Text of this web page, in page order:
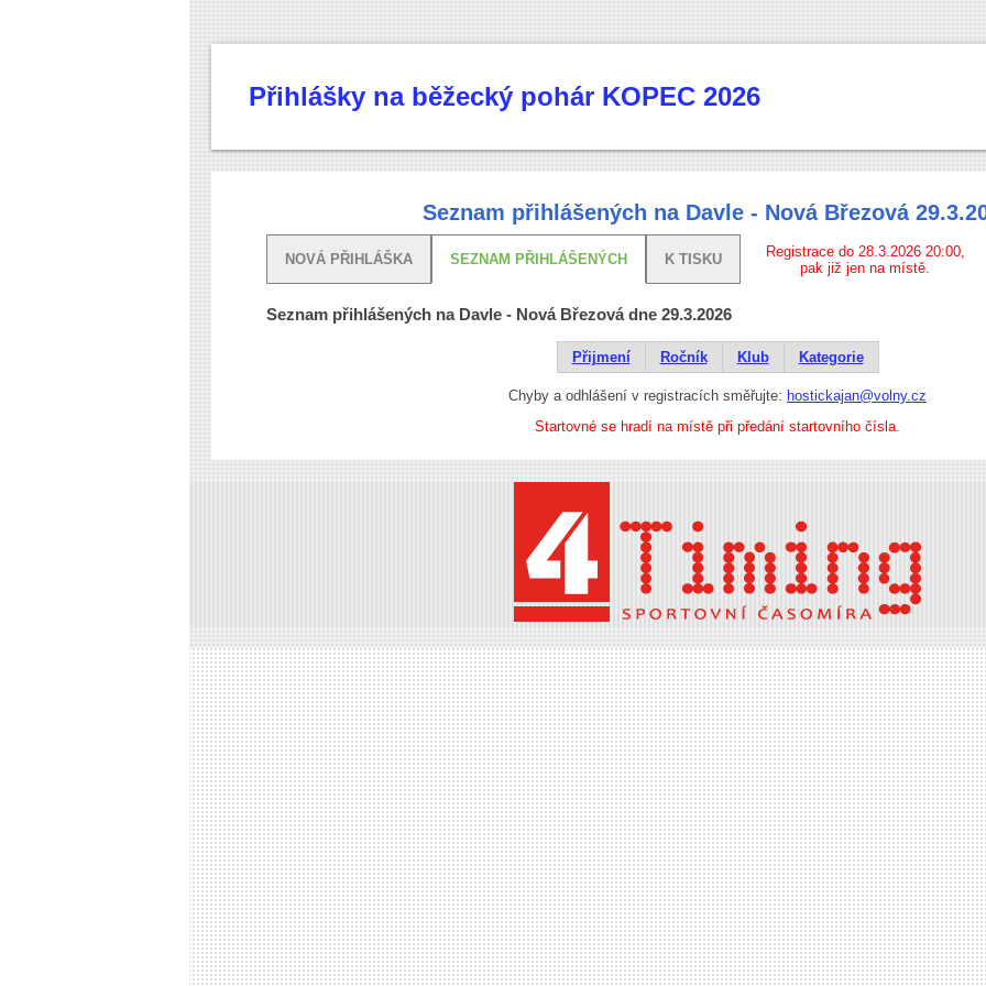
Přihlášky na běžecký pohár KOPEC 2026
Seznam přihlášených na Davle - Nová Březová
NOVÁ PŘIHLÁŠKA SEZNAM PŘIHLÁŠENÝCH K TISKU
Registrace do 28.3.2026 20:00,
pak již jen na místě.
Seznam přihlášených na Davle - Nová Březová dne 29.3.2026
Přijmení Ročník Klub Kategorie
Chyby a odhlášení v registracích směřujte: hostickajan@volny.cz
Startovné se hradí na místě při předání startovního čísla.